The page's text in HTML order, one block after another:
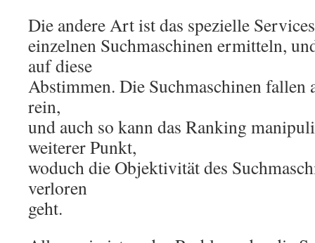
Die andere Art ist das spezielle
einzelnen Suchmaschinen ermitteln,
auf diese
Abstimmen. Die Suchmaschinen
rein,
und auch so kann das Ranking
weiterer Punkt,
woduch die Objektivität des
verloren
geht.